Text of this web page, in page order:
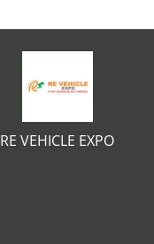
RE VEHICLE EXPO